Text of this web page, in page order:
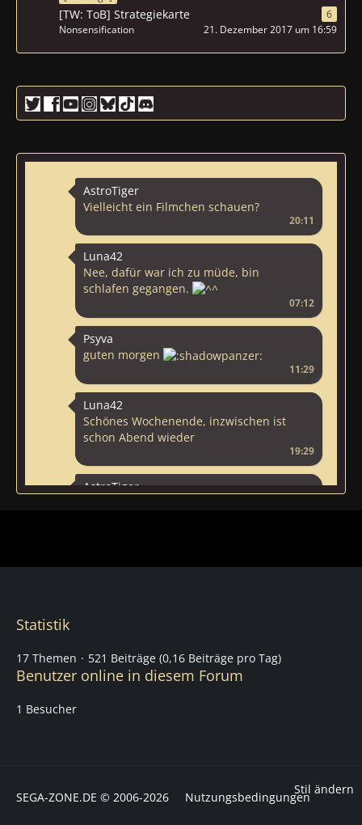
[TW: ToB] Strategiekarte
6
Nonsensification
21. Dezember 2017 um 16:59
AstroTiger
Vielleicht ein Filmchen schauen?
20:11
Luna42
Nee, dafür war ich zu müde, bin
schlafen gegangen.
07:12
Psyva
guten morgen
11:29
Luna42
Schönes Wochenende, inzwischen ist
schon Abend wieder
19:29
AstroTiger
Kymoon
Happy Birthday
18:11
Statistik
17 Themen 521 Beiträge (0,16 Beiträge pro Tag)
Benutzer online in diesem Forum
1 Besucher
Stil ändern
SEGA-ZONE.DE © 2006-2026 Nutzungsbedingungen